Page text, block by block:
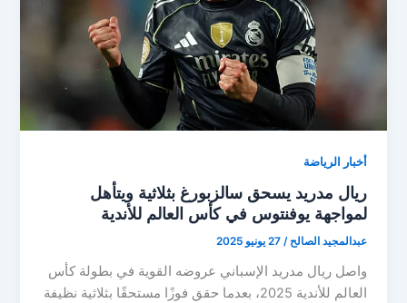
أخبار الرياضة
ريال مدريد يسحق سالزبورغ بثلاثية ويتأهل
لمواجهة يوفنتوس في كأس العالم للأندية
عبدالمجيد الصالح/27 يونيو 2025
واصل ريال مدريد الإسباني عروضه القوية في بطولة كأس
العالم للأندية 2025، بعدما حقق فوزًا مستحقًا بثلاثية نظيفة